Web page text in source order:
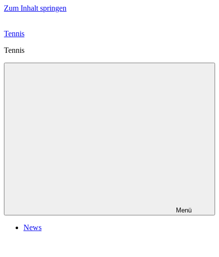
Zum Inhalt springen
Tennis
Tennis
Menü
News